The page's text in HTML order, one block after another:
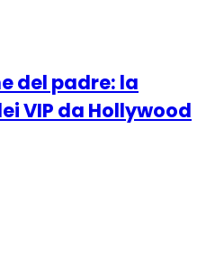
del padre: la
VIP da Hollywood